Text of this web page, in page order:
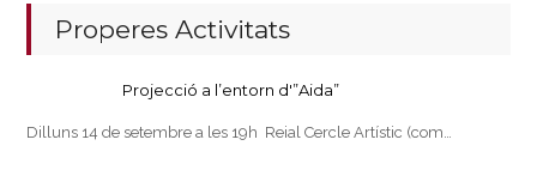
Properes Activitats
Projecció a l’entorn d'”Aida”
Dilluns 14 de setembre a les 19h Reial Cercle Artístic (com…